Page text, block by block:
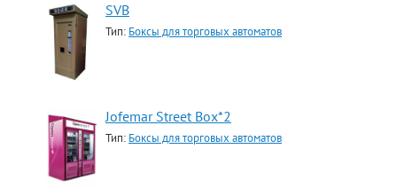
SVB
Тип: Боксы для торговых автоматов
Jofemar Street Box*2
Тип: Боксы для торговых автоматов